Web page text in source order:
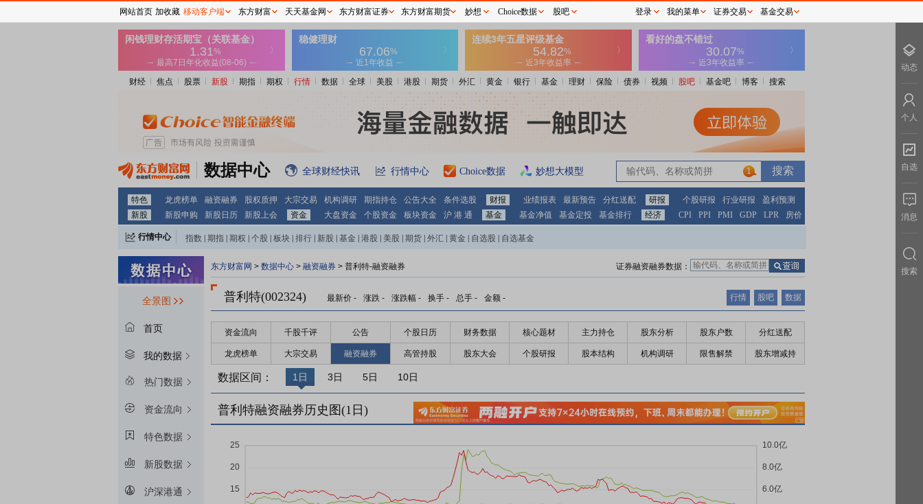
财经 焦点 股票 新股 期指 期权 行情 数据 全球 美股 港股 期货 外汇 黄金 银行 基金 理财 保险 债券 视频 股吧 基金吧 博客 搜索
数据中心 全球财经快讯 行情中心 Choice数据 妙想大模型 1
特色 龙虎榜单 融资融券 股权质押 大宗交易 机构调研 期指持仓 公告大全 条件选股 财报 业绩报表 最新预告 分红送配 研报 个股研报 行业研报
盈利预测
新股
新股申购 新股日历 新股上会 资金 大盘资金 个股资金 板块资金 沪 港 通 基金 基金净值 基金定投 基金排行 经济 CPI PPI PMI GDP LPR 房价
行情中心 指数 期指 期权 个股 板块 排行 新股 基金 港股 美股 期货 外汇 黄金 自选股 自选基金
全景图
首页
我的数据
热门数据
资金流向
特色数据
新股数据
沪深港通
东方财富网 > 数据中心 > 融资融券 > 普利特-融资融券 证券融资融券数据：
普利特(002324) 最新价 - 涨跌 - 涨跌幅 - 换手 - 总手 - 金额 - 行情 股吧 数据
资金流向 千股千评 公告 个股日历 财务数据 核心题材 主力持仓 股东分析 股东户数 分红送配
龙虎榜单 大宗交易 融资融券 高管持股 股东大会 个股研报 股本结构 机构调研 限售解禁 股东增减持
数据区间： 1日 3日 5日 10日
普利特融资融券历史图(1 日)
网站首页 加收藏 移动客户端 东方财富 天天基金网 东方财富证券 东方财富期货 妙想 Choice数据 股吧 登录 我的菜单 证券交易 基金交易
动态
个人
自选
消息
搜索